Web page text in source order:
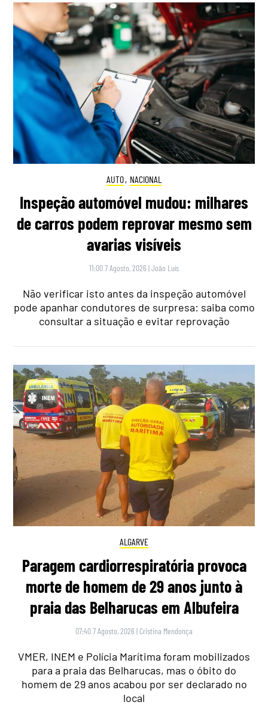
AUTO, NACIONAL
Inspeção automóvel mudou: milhares
de carros podem reprovar mesmo sem
avarias visíveis
11:00 7 Agosto, 2026 |João Luís
Não verificar isto antes da inspeção automóvel
pode apanhar condutores de surpresa: saiba como
consultar a situação e evitar reprovação
ALGARVE
Paragem cardiorrespiratória provoca
morte de homem de 29 anos junto à
praia das Belharucas em Albufeira
07:40 7 Agosto, 2026 | Cristina Mendonça
VMER, INEM e Polícia Marítima foram mobilizados
para a praia das Belharucas, mas o óbito do
homem de 29 anos acabou por ser declarado no
local